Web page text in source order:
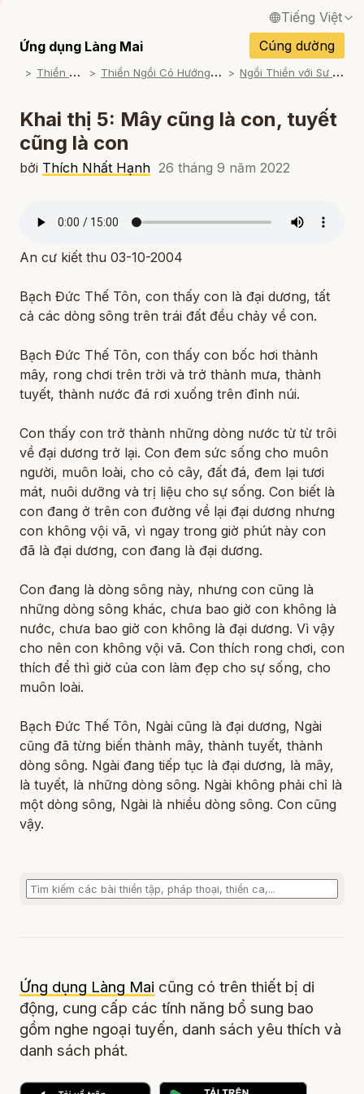
Tiếng Việt
English / Tiếng Anh
Français / Tiếng Pháp
Español / Tiếng Tây Ban Nha
Italiano / Tiếng Ý
Ứng dụng Làng Mai
Cúng dường
T
hiền Tập T
hiền Ngồi Có Hướng Dẫn N
gồi Thiền với Sư Ông
Khai thị 5: Mây cũng là con, tuyết
cũng là con
bởi Thích Nhất Hạnh 26 tháng 9 năm 2022
An cư kiết thu 03-10-2004
Bạch Đức Thế Tôn, con thấy con là đại dương, tất
cả các dòng sông trên trái đất đều chảy về con.
Bạch Đức Thế Tôn, con thấy con bốc hơi thành
mây, rong chơi trên trời và trở thành mưa, thành
tuyết, thành nước đá rơi xuống trên đỉnh núi.
Con thấy con trở thành những dòng nước từ từ trôi
về đại dương trở lại. Con đem sức sống cho muôn
người, muôn loài, cho cỏ cây, đất đá, đem lại tươi
mát, nuôi dưỡng và trị liệu cho sự sống. Con biết là
con đang ở trên con đường về lại đại dương nhưng
con không vội vã, vì ngay trong giờ phút này con
đã là đại dương, con đang là đại dương.
Con đang là dòng sông này, nhưng con cũng là
những dòng sông khác, chưa bao giờ con không là
nước, chưa bao giờ con không là đại dương. Vì vậy
cho nên con không vội vã. Con thích rong chơi, con
thích để thì giờ của con làm đẹp cho sự sống, cho
muôn loài.
Bạch Đức Thế Tôn, Ngài cũng là đại dương, Ngài
cũng đã từng biến thành mây, thành tuyết, thành
dòng sông. Ngài đang tiếp tục là đại dương, là mây,
là tuyết, là những dòng sông. Ngài không phải chỉ là
một dòng sông, Ngài là nhiều dòng sông. Con cũng
vậy.
Ứng dụng Làng Mai cũng có trên thiết bị di
động, cung cấp các tính năng bổ sung bao
gồm nghe ngoại tuyến, danh sách yêu thích và
danh sách phát.